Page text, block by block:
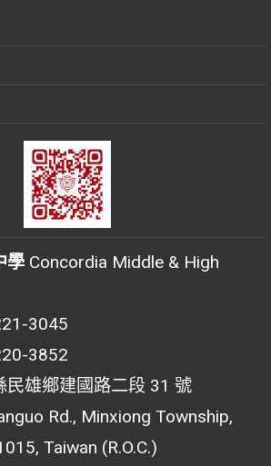
學 Concordia Middle & High
3045
3852
民雄鄉建國路二段 31 號
Rd., Minxiong Township,
Taiwan (R.O.C.)